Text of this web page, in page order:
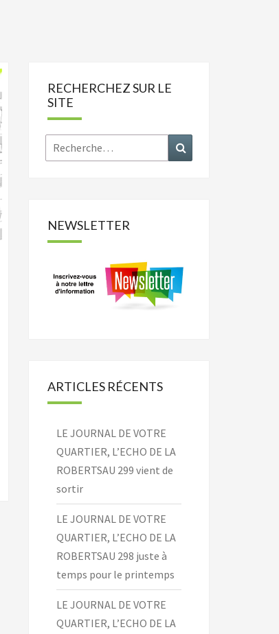
RECHERCHEZ SUR LE
SITE
Rechercher :
NEWSLETTER
ARTICLES RÉCENTS
LE JOURNAL DE VOTRE
QUARTIER, L’ECHO DE LA
ROBERTSAU 299 vient de
sortir
LE JOURNAL DE VOTRE
QUARTIER, L’ECHO DE LA
ROBERTSAU 298 juste à
temps pour le printemps
LE JOURNAL DE VOTRE
QUARTIER, L’ECHO DE LA